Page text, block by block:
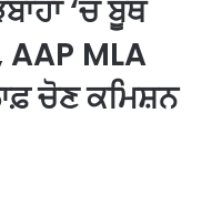
‘ਚ ਬੂਥ
MLA
ਚੋਣ ਕਮਿਸ਼ਨ